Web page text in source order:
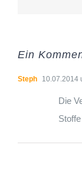
Ein
Steph 10.07.2014
Die